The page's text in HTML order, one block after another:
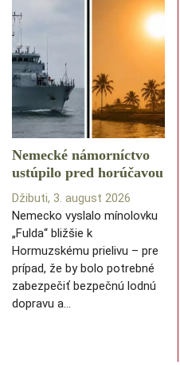
Nemecké námorníctvo
ustúpilo pred horúčavou
Džibuti, 3. august 2026
Nemecko vyslalo mínolovku
„Fulda“ bližšie k
Hormuzskému prielivu – pre
prípad, že by bolo potrebné
zabezpečiť bezpečnú lodnú
dopravu a…